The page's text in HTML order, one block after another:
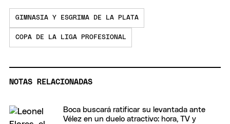
GIMNASIA Y ESGRIMA DE LA PLATA
COPA DE LA LIGA PROFESIONAL
NOTAS RELACIONADAS
Boca buscará ratificar su levantada ante
Vélez en un duelo atractivo: hora, TV y